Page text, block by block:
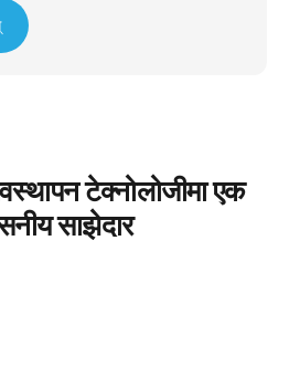
टेक्नोलोजीमा एक
साझेदार